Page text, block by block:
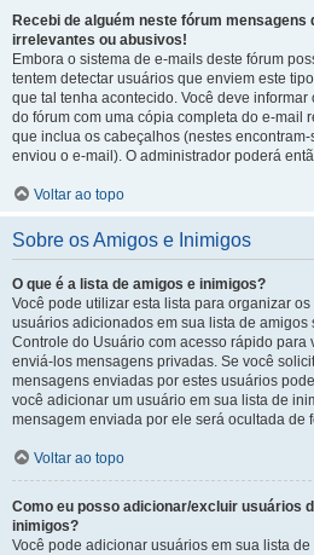
Recebi de alguém neste fórum mensagens
irrelevantes ou abusivos!
Embora o sistema de e-mails deste fórum
tentem detectar usuários que enviem este
que tal tenha acontecido. Você deve
do fórum com uma cópia completa do e-mail
que inclua os cabeçalhos (nestes
enviou o e-mail). O administrador poderá
Voltar ao topo
Sobre os Amigos e Inimigos
O que é a lista de amigos e inimigos?
Você pode utilizar esta lista para organizar
usuários adicionados em sua lista de
Controle do Usuário com acesso rápido para
enviá-los mensagens privadas. Se você
mensagens enviadas por estes usuários
você adicionar um usuário em sua lista de
mensagem enviada por ele será ocultada de
Voltar ao topo
Como eu posso adicionar/excluir usuários
inimigos?
Você pode adicionar usuários em sua lista